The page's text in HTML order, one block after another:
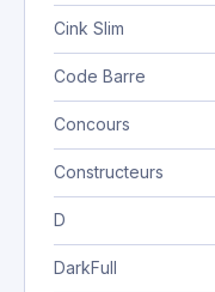
Cink Slim
Code Barre
Concours
Constructeurs
D
DarkFull